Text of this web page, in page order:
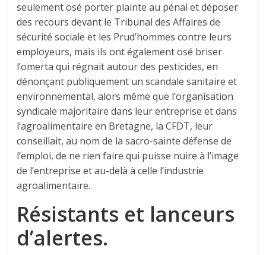
seulement osé porter plainte au pénal et déposer
des recours devant le Tribunal des Affaires de
sécurité sociale et les Prud’hommes contre leurs
employeurs, mais ils ont également osé briser
l’omerta qui régnait autour des pesticides, en
dénonçant publiquement un scandale sanitaire et
environnemental, alors même que l’organisation
syndicale majoritaire dans leur entreprise et dans
l’agroalimentaire en Bretagne, la CFDT, leur
conseillait, au nom de la sacro-sainte défense de
l’emploi, de ne rien faire qui puisse nuire à l’image
de l’entreprise et au-delà à celle l’industrie
agroalimentaire.
Résistants et lanceurs
d’alertes.